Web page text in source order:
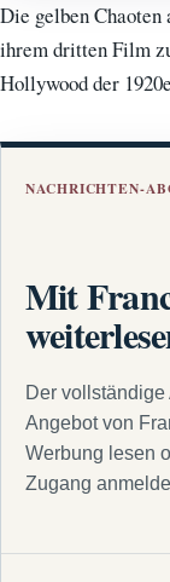
Die gelben
ihrem dritten Film
Hollywood der
NACHRICHTEN-
Mit
Der
Angebot von
Werbung lesen
Zugang